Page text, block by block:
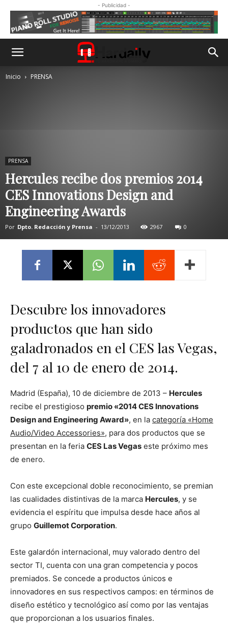
- Publicidad -
Inicio PRENSA
PRENSA
Hercules recibe dos premios 2014
CES Innovations Design and
Engineering Awards
Por Dpto. Redacción y Prensa - 13/12/2013 2967 0
Descubre los innovadores
productos que han sido
galadronados en el CES las Vegas,
del 7 al 10 de enero de 2014.
Madrid (España), 10 de diciembre de 2013 – Hercules
recibe el prestigioso premio «2014 CES Innovations
Design and Engineering Award», en la categoría «Home
Audio/Video Accessories», para dos productos que se
presentan en la feria CES Las Vegas este próximo mes
de enero.
Con este excepcional doble reconocimiento, se premian
las cualidades distintivas de la marca Hercules, y se
evidencia el espíritu que impulsa desde hace años al
grupo Guillemot Corporation.
Este galardón internacional, muy valorado dentro del
sector TI, cuenta con una gran competencia y pocos
premiados. Se concede a productos únicos e
innovadores en sus respectivos campos: en términos de
diseño estético y tecnológico así como por las ventajas
que proporcionan a los usuarios finales.